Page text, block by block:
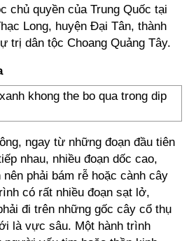
chủ quyền của Trung Quốc tại
Long, huyện Đại Tân, thành
trị dân tộc Choang Quảng Tây.
ngay từ những đoạn đầu tiên
nhau, nhiều đoạn dốc cao,
phải bám rễ hoặc cành cây
có rất nhiều đoạn sạt lở,
đi trên những gốc cây cổ thụ
là vực sâu. Một hành trình